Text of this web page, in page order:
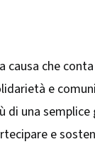
causa che
e
una semplice
e